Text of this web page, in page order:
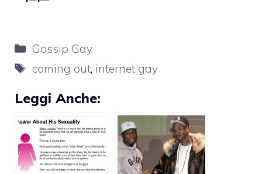
Categorie
Gossip Gay
Tag
coming out, internet gay
Leggi Anche: